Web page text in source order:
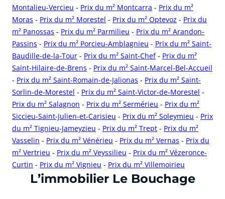
Montalieu-Vercieu - Prix du m² Montcarra - Prix du m²
Moras - Prix du m² Morestel - Prix du m² Optevoz - Prix du
m² Panossas - Prix du m² Parmilieu - Prix du m² Arandon-
Passins - Prix du m² Porcieu-Amblagnieu - Prix du m² Saint-
Baudille-de-la-Tour - Prix du m² Saint-Chef- Prix du m²
Saint-Hilaire-de-Brens - Prix du m² Saint-Marcel-Bel-Accueil
- Prix du m² Saint-Romain-de-Jalionas - Prix du m² Saint-
Sorlin-de-Morestel - Prix du m² Saint-Victor-de-Morestel -
Prix du m² Salagnon - Prix du m² Sermérieu - Prix du m²
Siccieu-Saint-Julien-et-Carisieu - Prix du m² Soleymieu - Prix
du m² Tignieu-Jameyzieu - Prix du m² Trept - Prix du m²
Vasselin - Prix du m² Vénérieu - Prix du m² Vernas - Prix du
m² Vertrieu - Prix du m² Veyssilieu - Prix du m² Vézeronce-
Curtin - Prix du m² Vignieu - Prix du m² Villemoirieu
cliquer pour afficher plus du text
L’immobilier Le Bouchage